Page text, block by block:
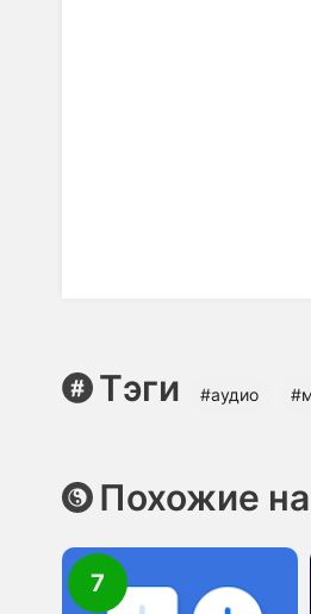
Тэги #аудио
Похожие
7